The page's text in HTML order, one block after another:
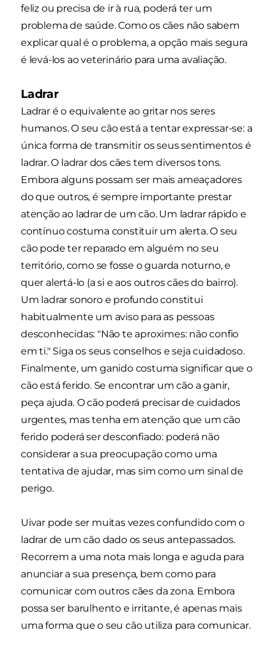
feliz ou precisa de ir à rua, poderá ter um
problema de saúde. Como os cães não sabem
explicar qual é o problema, a opção mais segura
é levá-los ao veterinário para uma avaliação.
Ladrar
Ladrar é o equivalente ao gritar nos seres
humanos. O seu cão está a tentar expressar-se: a
única forma de transmitir os seus sentimentos é
ladrar. O ladrar dos cães tem diversos tons.
Embora alguns possam ser mais ameaçadores
do que outros, é sempre importante prestar
atenção ao ladrar de um cão. Um ladrar rápido e
contínuo costuma constituir um alerta. O seu
cão pode ter reparado em alguém no seu
território, como se fosse o guarda noturno, e
quer alertá-lo (a si e aos outros cães do bairro).
Um ladrar sonoro e profundo constitui
habitualmente um aviso para as pessoas
desconhecidas: "Não te aproximes: não confio
em ti." Siga os seus conselhos e seja cuidadoso.
Finalmente, um ganido costuma significar que o
cão está ferido. Se encontrar um cão a ganir,
peça ajuda. O cão poderá precisar de cuidados
urgentes, mas tenha em atenção que um cão
ferido poderá ser desconfiado: poderá não
considerar a sua preocupação como uma
tentativa de ajudar, mas sim como um sinal de
perigo.
Uivar pode ser muitas vezes confundido com o
ladrar de um cão dado os seus antepassados.
Recorrem a uma nota mais longa e aguda para
anunciar a sua presença, bem como para
comunicar com outros cães da zona. Embora
possa ser barulhento e irritante, é apenas mais
uma forma que o seu cão utiliza para comunicar.